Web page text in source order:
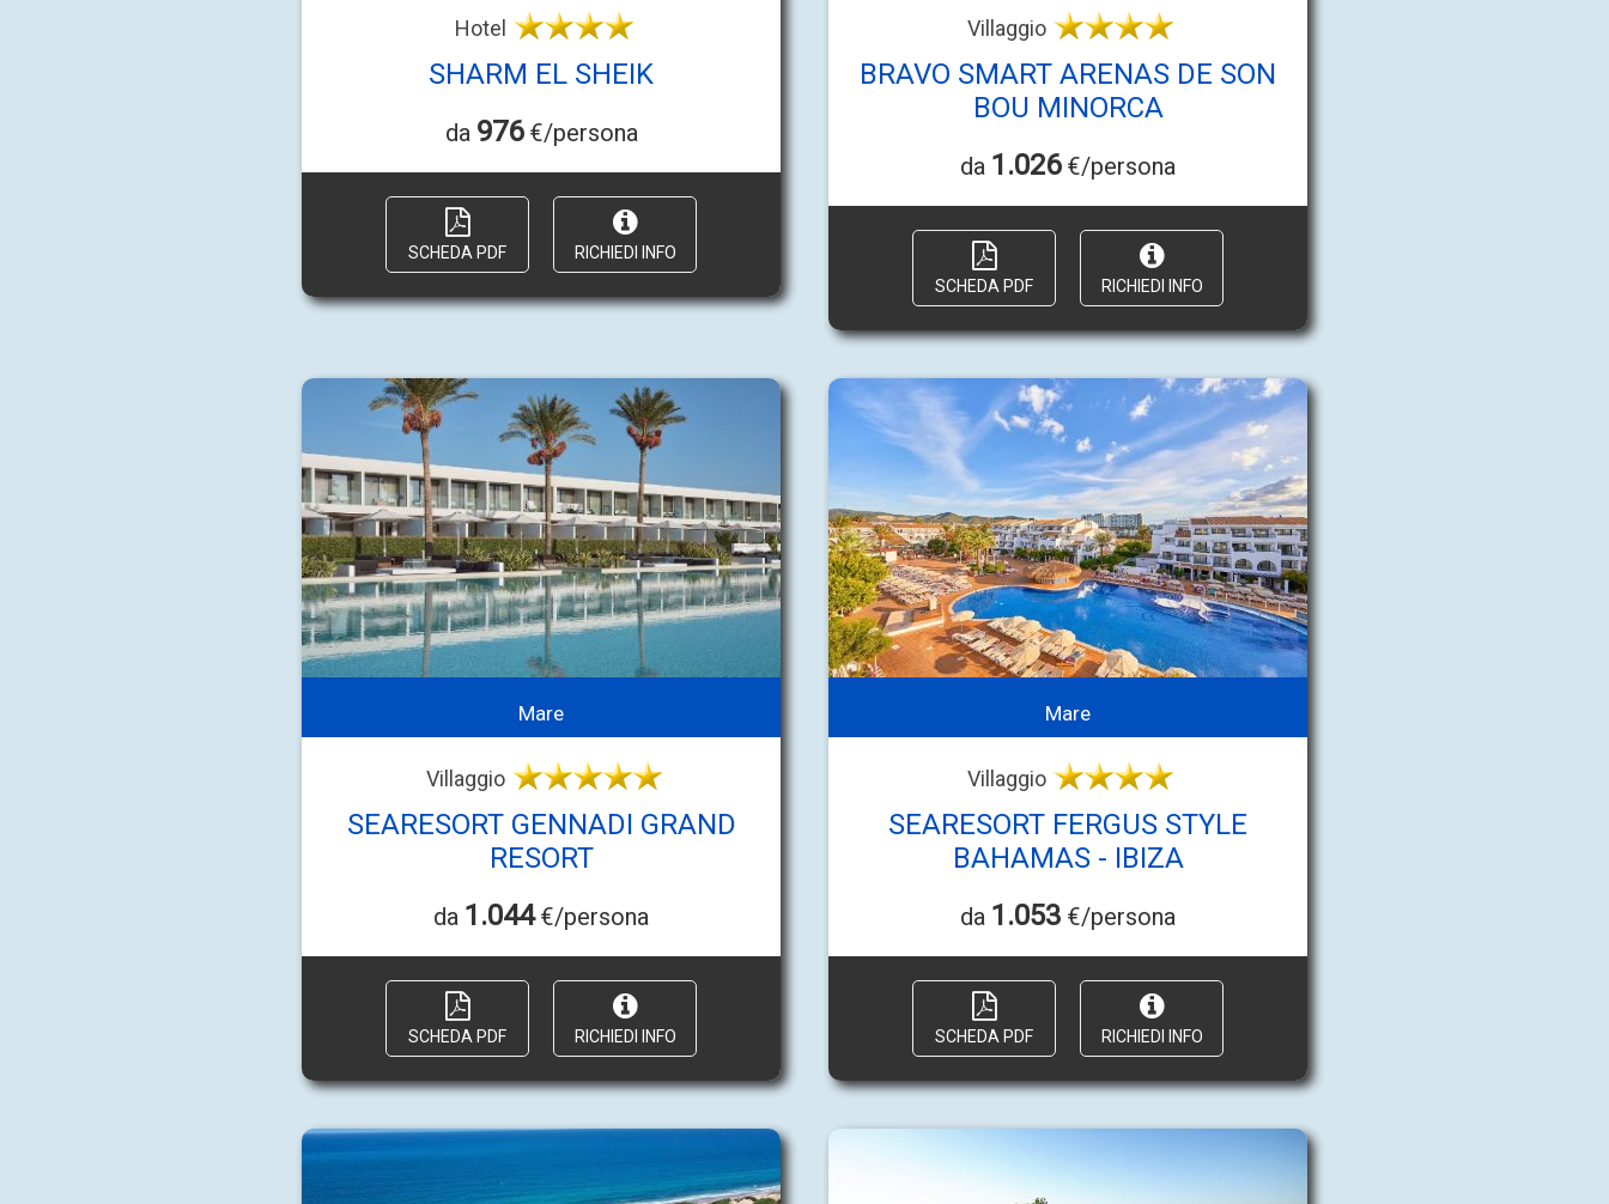
Hotel
SHARM EL SHEIK
da 976€/persona
SCHEDA PDF RICHIEDI INFO
Villaggio
BRAVO SMART ARENAS DE SON
BOU MINORCA
da 1.026€/persona
SCHEDA PDF RICHIEDI INFO
Mare
Villaggio
SEARESORT GENNADI GRAND
RESORT
da 1.044€/persona
SCHEDA PDF RICHIEDI INFO
Mare
Villaggio
SEARESORT FERGUS STYLE
BAHAMAS - IBIZA
da 1.053 €/persona
SCHEDA PDF RICHIEDI INFO